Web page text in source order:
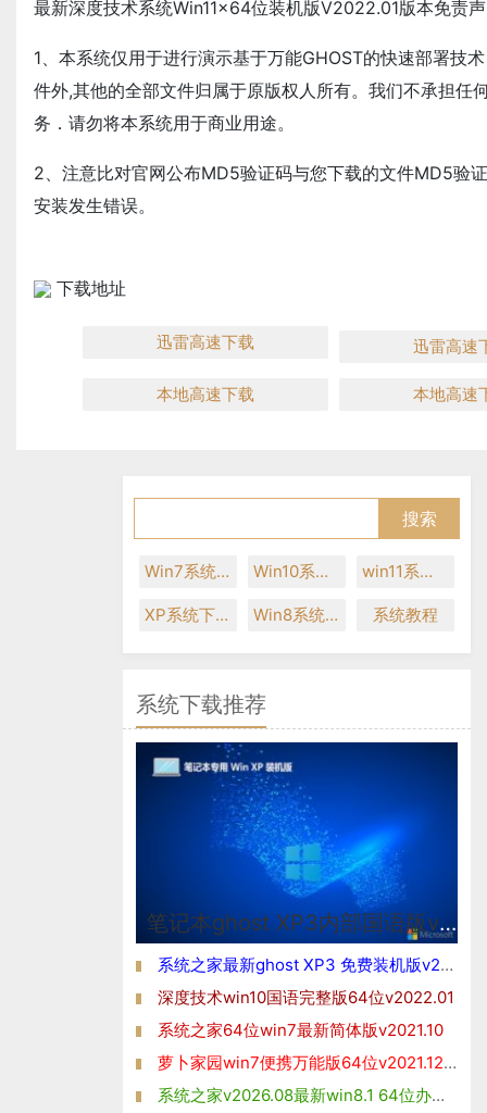
最新深度技术系统Win11x64位装机版V2022.01版本免责
1、本系统仅用于进行演示基于万能GHOST的快速部署技
件外,其他的全部文件归属于原版权人所有。我们不承担任
务．请勿将本系统用于商业用途。
2、注意比对官网公布MD5验证码与您下载的文件MD5验
安装发生错误。
下载地址
迅雷高速下载 迅雷高速
本地高速下载 本地高速
Win7系统下载 Win10系统下载 win11系统下载
XP系统下载 Win8系统下载 系统教程
系统下载推荐
笔记本ghost XP3内部国语版v2026.08
系统之家最新ghost XP3 免费装机版v2026.08
深度技术win10国语完整版64位v2022.01
系统之家64位win7最新简体版v2021.10
萝卜家园win7便携万能版64位v2021.12免激活
系统之家v2026.08最新win8.1 64位办公娱乐版